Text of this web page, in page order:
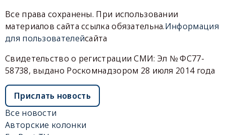
Все права сохранены. При использовании
материалов сайта ссылка обязательна.Информация
для пользователейсайта
Свидетельство о регистрации СМИ: Эл № ФС77-
58738, выдано Роскомнадзором 28 июля 2014 года
Прислать новость
Все новости
Авторские колонки